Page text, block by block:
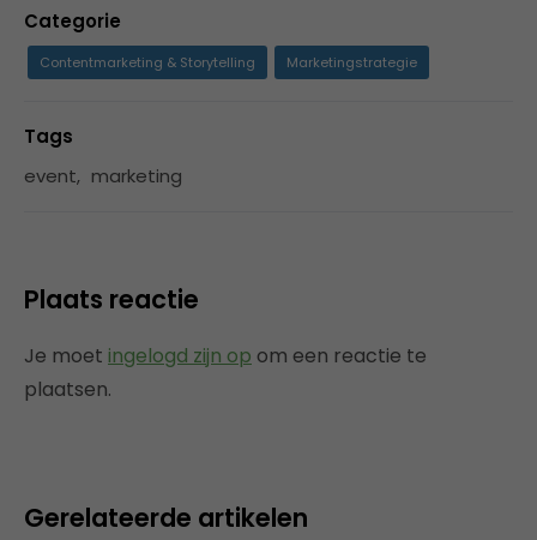
Categorie
Contentmarketing & Storytelling Marketingstrategie
Tags
event, marketing
Plaats reactie
Je moet ingelogd zijn op om een reactie te
plaatsen.
Gerelateerde artikelen